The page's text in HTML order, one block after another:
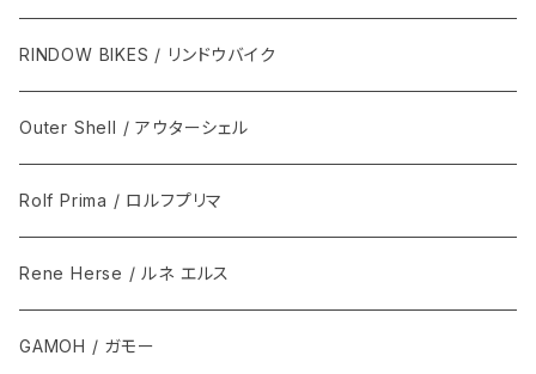
RINDOW BIKES / リンドウバイク
Outer Shell / アウターシェル
Rolf Prima / ロルフプリマ
Rene Herse / ルネ エルス
GAMOH / ガモー